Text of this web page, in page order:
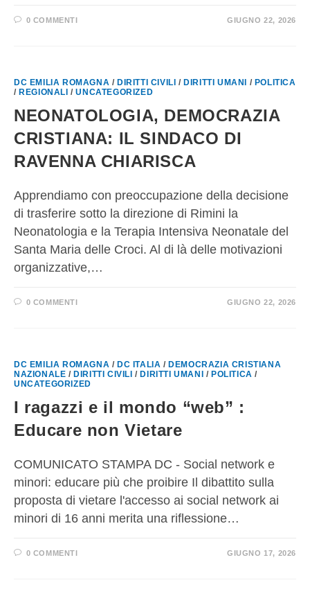
0 COMMENTI GIUGNO 22, 2026
DC EMILIA ROMAGNA / DIRITTI CIVILI / DIRITTI UMANI / POLITICA
/ REGIONALI /UNCATEGORIZED
NEONATOLOGIA, DEMOCRAZIA
CRISTIANA: IL SINDACO DI
RAVENNA CHIARISCA
Apprendiamo con preoccupazione della decisione
di trasferire sotto la direzione di Rimini la
Neonatologia e la Terapia Intensiva Neonatale del
Santa Maria delle Croci. Al di là delle motivazioni
organizzative,…
0 COMMENTI GIUGNO 22, 2026
DC EMILIA ROMAGNA / DC ITALIA / DEMOCRAZIA CRISTIANA
NAZIONALE / DIRITTI CIVILI / DIRITTI UMANI / POLITICA /
UNCATEGORIZED
I ragazzi e il mondo “web” :
Educare non Vietare
COMUNICATO STAMPA DC - Social network e
minori: educare più che proibire Il dibattito sulla
proposta di vietare l'accesso ai social network ai
minori di 16 anni merita una riflessione…
0 COMMENTI GIUGNO 17, 2026